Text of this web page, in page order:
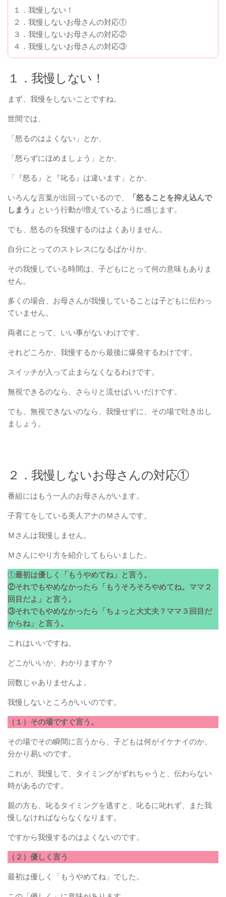
１．我慢しない！
２．我慢しないお母さんの対応①
３．我慢しないお母さんの対応②
４．我慢しないお母さんの対応③
１．我慢しない！
まず、我慢をしないことですね。
世間では、
「怒るのはよくない」とか、
「怒らずにほめましょう」とか、
「『怒る』と『叱る』は違います」とか、
いろんな言葉が出回っているので、
「怒ることを抑え込んで
しまう」 という行動が増えているように感じます。
でも、怒るのを我慢するのはよくありません。
自分にとってのストレスになるばかりか、
その我慢している時間は、子どもにとって何の意味もありま
せん。
多くの場合、お母さんが我慢していることは子どもに伝わっ
ていません。
両者にとって、いい事がないわけです。
それどころか、我慢するから最後に爆発するわけです。
スイッチが入って止まらなくなるわけです。
無視できるのなら、さらりと流せばいいだけです。
でも、無視できないのなら、我慢せずに、その場で吐き出し
ましょう。
２．我慢しないお母さんの対応①
番組にはもう一人のお母さんがいます。
子育てをしている美人アナのＭさんです。
Ｍさんは我慢しません。
Ｍさんにやり方を紹介してもらいました。
①最初は優しく「もうやめてね」と言う。
②それでもやめなかったら「もうそろそろやめてね。ママ２
回目だよ」と言う。
③それでもやめなかったら「ちょっと大丈夫？ママ３回目だ
からね」と言う。
これはいいですね。
どこがいいか、わかりますか？
回数じゃありませんよ。
我慢しないところがいいのです。
（１）その場ですぐ言う。
その場でその瞬間に言うから、子どもは何がイケナイのか、
分かり易いのです。
これが、我慢して、タイミングがずれちゃうと、伝わらない
時があるのです。
親の方も、叱るタイミングを逃すと、叱るに叱れず、また我
慢しなければならなくなります。
ですから我慢するのはよくないのです。
（２）優しく言う
最初は優しく「もうやめてね」でした。